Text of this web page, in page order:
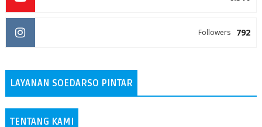
792
Followers
LAYANAN SOEDARSO PINTAR
TENTANG KAMI